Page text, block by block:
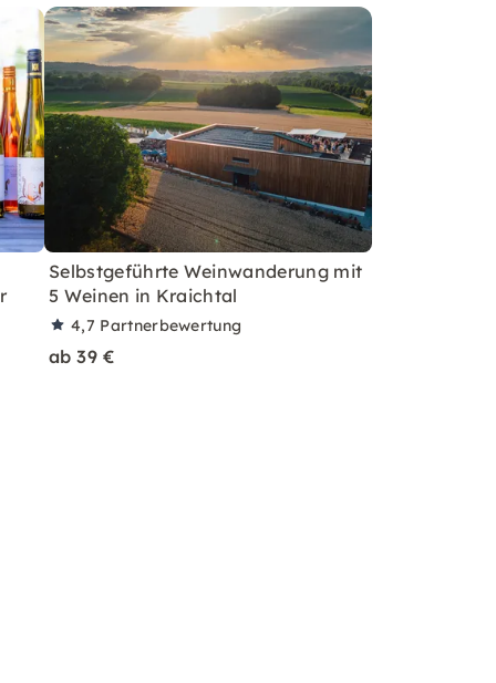
Selbstgeführte Weinwanderung mit
5 Weinen in Kraichtal
4,7 Partnerbewertung
ab 39 €